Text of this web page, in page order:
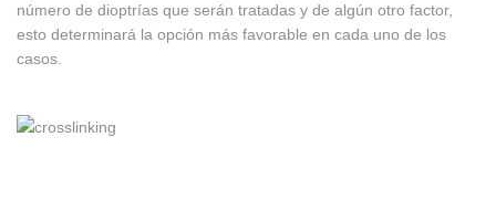
número de dioptrías que serán tratadas y de algún otro factor,
esto determinará la opción más favorable en cada uno de los
casos.